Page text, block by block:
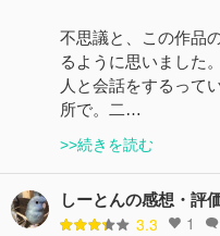
不思議と、この作品
るように思いました。
人と会話をするって
所で。二…
>>続きを読む
しーとんの感想・評
3.3 1